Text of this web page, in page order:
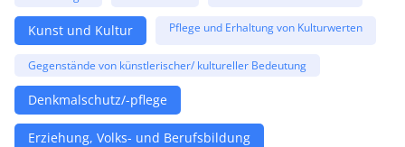
Kunst und Kultur Pflege und Erhaltung von Kulturwerten
Gegenstände von künstlerischer/ kultureller Bedeutung
Denkmalschutz/-pflege
Erziehung, Volks- und Berufsbildung